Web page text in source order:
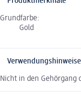
Grundfarbe:
Gold
Verwendungshinweise
Nicht in den Gehörgang